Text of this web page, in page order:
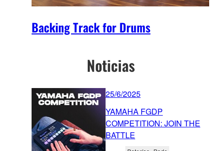
Backing Track for Drums
Noticias
25/6/2025
YAMAHA FGDP
COMPETITION: JOIN THE
BATTLE